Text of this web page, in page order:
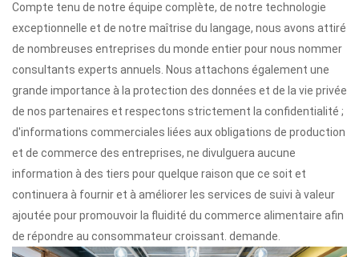
Compte tenu de notre équipe complète, de notre technologie
exceptionnelle et de notre maîtrise du langage, nous avons attiré
de nombreuses entreprises du monde entier pour nous nommer
consultants experts annuels. Nous attachons également une
grande importance à la protection des données et de la vie privée
de nos partenaires et respectons strictement la confidentialité ;
d'informations commerciales liées aux obligations de production
et de commerce des entreprises, ne divulguera aucune
information à des tiers pour quelque raison que ce soit et
continuera à fournir et à améliorer les services de suivi à valeur
ajoutée pour promouvoir la fluidité du commerce alimentaire afin
de répondre au consommateur croissant. demande.